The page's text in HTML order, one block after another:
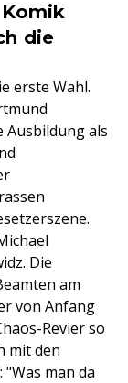
die
erste Wahl.
Ausbildung als
Die
am
von Anfang
Revier so
mit den
man da